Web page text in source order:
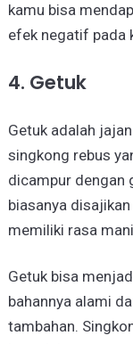
kamu bisa
efek negatif pada
4. Getuk
Getuk adalah
singkong rebus
dicampur dengan
biasanya
memiliki rasa
Getuk bisa
bahannya alami
tambahan.